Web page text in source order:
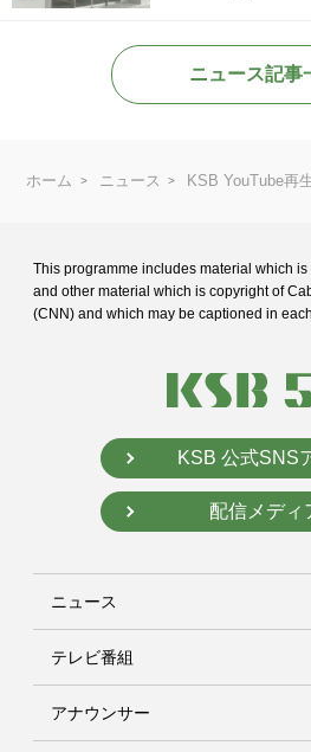
ニュース記事
ホーム ニュース KSB YouTube再
This programme includes material which
and other material which is copyright of
(CNN) and which may be captioned in
KSB 公式SNS
配信メディ
ニュース
テレビ番組
アナウンサー